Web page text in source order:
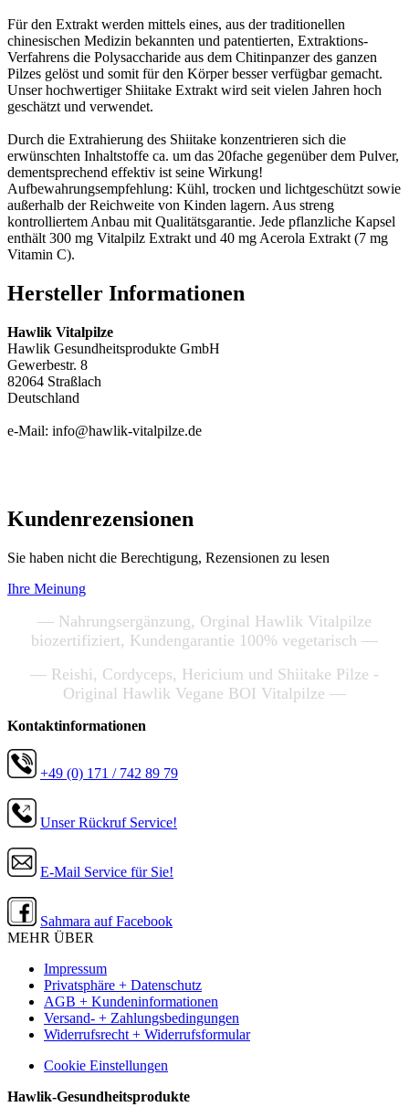
Für den Extrakt werden mittels eines, aus der traditionellen
chinesischen Medizin bekannten und patentierten, Extraktions-
Verfahrens die Polysaccharide aus dem Chitinpanzer des ganzen
Pilzes gelöst und somit für den Körper besser verfügbar gemacht.
Unser hochwertiger Shiitake Extrakt wird seit vielen Jahren hoch
geschätzt und verwendet.
Durch die Extrahierung des Shiitake konzentrieren sich die
erwünschten Inhaltstoffe ca. um das 20fache gegenüber dem Pulver,
dementsprechend effektiv ist seine Wirkung!
Aufbewahrungsempfehlung: Kühl, trocken und lichtgeschützt sowie
außerhalb der Reichweite von Kinden lagern. Aus streng
kontrolliertem Anbau mit Qualitätsgarantie. Jede pflanzliche Kapsel
enthält 300 mg Vitalpilz Extrakt und 40 mg Acerola Extrakt (7 mg
Vitamin C).
Hersteller Informationen
Hawlik Vitalpilze
Hawlik Gesundheitsprodukte GmbH
Gewerbestr. 8
82064 Straßlach
Deutschland
e-Mail: info@hawlik-vitalpilze.de
Kundenrezensionen
Sie haben nicht die Berechtigung, Rezensionen zu lesen
Ihre Meinung
— Nahrungsergänzung, Orginal Hawlik Vitalpilze
biozertifiziert, Kundengarantie 100% vegetarisch —
— Reishi, Cordyceps, Hericium und Shiitake Pilze -
Original Hawlik Vegane BOI Vitalpilze —
Kontaktinformationen
+49 (0) 171 / 742 89 79
Unser Rückruf Service!
E-Mail Service für Sie!
Sahmara auf Facebook
MEHR ÜBER
Impressum
Privatsphäre + Datenschutz
AGB + Kundeninformationen
Versand- + Zahlungsbedingungen
Widerrufsrecht + Widerrufsformular
Cookie Einstellungen
Hawlik-Gesundheitsprodukte